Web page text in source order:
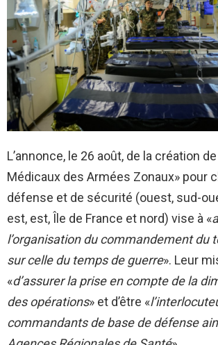
L’annonce, le 26 août, de la création
Médicaux des Armées Zonaux» pour
défense et de sécurité (ouest, sud-
est, est, Île de France et nord) vise à «
l’organisation du commandement du
sur celle du temps de guerre». Leur
«d’assurer la prise en compte de la
des opérations» et d’être «
commandants de base de défense